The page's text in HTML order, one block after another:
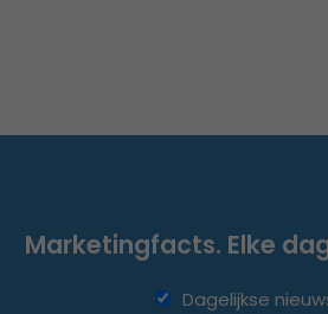
Marketingfacts. Elke
Dagelijkse